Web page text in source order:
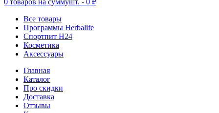
0 товаров на суммушт. - 0 ₽
Все товары
Программы Herbalife
Спортпит H24
Косметика
Аксессуары
Главная
Каталог
Про скидки
Доставка
Отзывы